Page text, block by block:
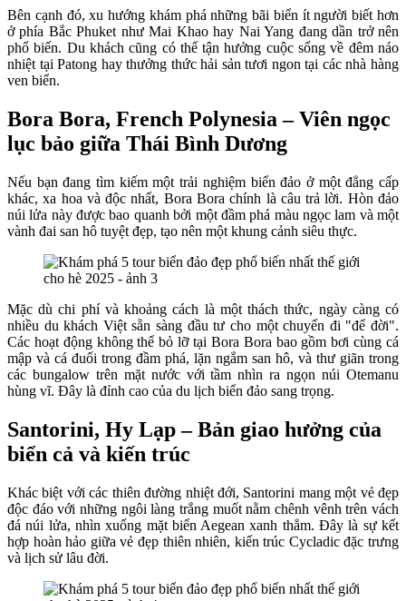
Bên cạnh đó, xu hướng khám phá những bãi biển ít người biết hơn
ở phía Bắc Phuket như Mai Khao hay Nai Yang đang dần trở nên
phổ biến. Du khách cũng có thể tận hưởng cuộc sống về đêm náo
nhiệt tại Patong hay thưởng thức hải sản tươi ngon tại các nhà hàng
ven biển.
Bora Bora, French Polynesia – Viên ngọc
lục bảo giữa Thái Bình Dương
Nếu bạn đang tìm kiếm một trải nghiệm biển đảo ở một đẳng cấp
khác, xa hoa và độc nhất, Bora Bora chính là câu trả lời. Hòn đảo
núi lửa này được bao quanh bởi một đầm phá màu ngọc lam và một
vành đai san hô tuyệt đẹp, tạo nên một khung cảnh siêu thực.
Mặc dù chi phí và khoảng cách là một thách thức, ngày càng có
nhiều du khách Việt sẵn sàng đầu tư cho một chuyến đi "để đời".
Các hoạt động không thể bỏ lỡ tại Bora Bora bao gồm bơi cùng cá
mập và cá đuối trong đầm phá, lặn ngắm san hô, và thư giãn trong
các bungalow trên mặt nước với tầm nhìn ra ngọn núi Otemanu
hùng vĩ. Đây là đỉnh cao của du lịch biển đảo sang trọng.
Santorini, Hy Lạp – Bản giao hưởng của
biển cả và kiến trúc
Khác biệt với các thiên đường nhiệt đới, Santorini mang một vẻ đẹp
độc đáo với những ngôi làng trắng muốt nằm chênh vênh trên vách
đá núi lửa, nhìn xuống mặt biển Aegean xanh thẳm. Đây là sự kết
hợp hoàn hảo giữa vẻ đẹp thiên nhiên, kiến trúc Cycladic đặc trưng
và lịch sử lâu đời.